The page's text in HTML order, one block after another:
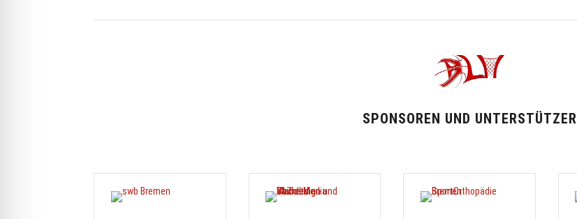
SPONSOREN UND UNTERSTÜTZER